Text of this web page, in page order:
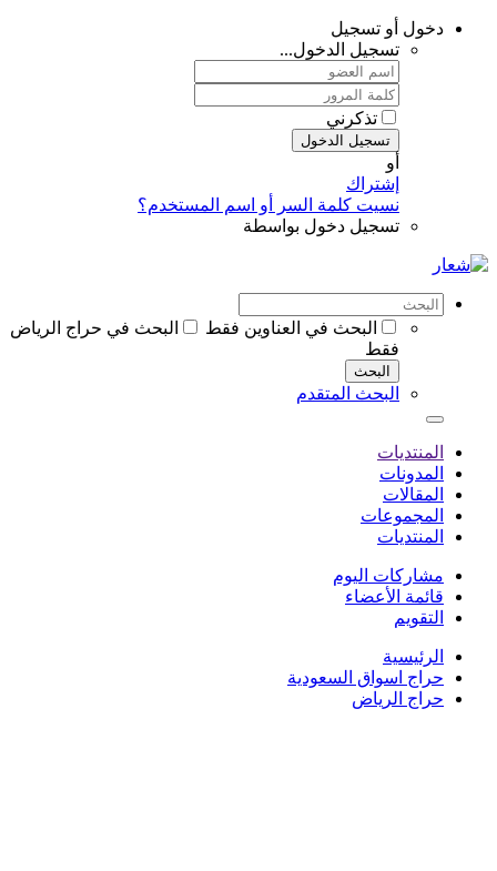
دخول أو تسجيل
تسجيل الدخول...
تذكرني
تسجيل الدخول
أو
إشتراك
نسيت كلمة السر أو اسم المستخدم؟
تسجيل دخول بواسطة
البحث في العناوين فقط
البحث في حراج الرياض
فقط
البحث
البحث المتقدم
المنتديات
المدونات
المقالات
المجموعات
المنتديات
مشاركات اليوم
قائمة الأعضاء
التقويم
الرئيسية
حراج اسواق السعودية
حراج الرياض